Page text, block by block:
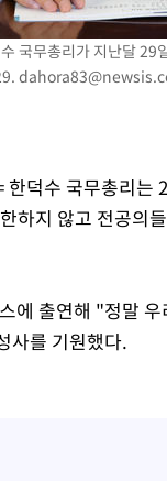
국무총리가 지난달
덕수 국무총리
하지 않고 전공의
에 출연해 "정말
사를 기원했다.